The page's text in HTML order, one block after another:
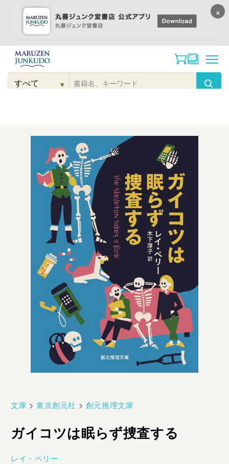
コンテンツに
進む
検
▾
文庫 >東京創元社 > 創元推理文庫
ガイコツは眠らず捜査する
レイ・ペリー
×